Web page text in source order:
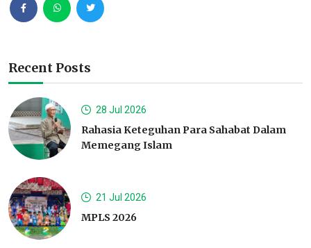
Recent Posts
28 Jul 2026
Rahasia Keteguhan Para Sahabat Dalam
Memegang Islam
21 Jul 2026
MPLS 2026